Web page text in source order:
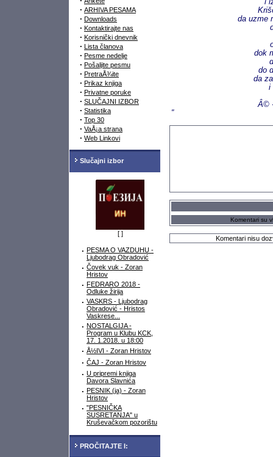
· ARHIVA PESAMA
· Downloads
· Kontaktirajte nas
· Korisnički dnevnik
· Lista članova
· Pesme nedelje
· Pošaljite pesmu
· PretraÅ¾ite
· Prikaz knjiga
· Privatne poruke
· SLUČAJNI IZBOR
· Statistika
· Top 30
· VaÅ¡a strana
· Web Linkovi
Slučajni izbor
[ ]
· PESMA O VAZDUHU -
Ljubodrag Obradović
· Čovek vuk - Zoran
Hristov
· FEDRARO 2018 -
Odluke žirija
· VASKRS - Ljubodrag
Obradović - Hristos
Vaskrese...
· NOSTALGIJA -
Program u Klubu KCK,
17. 1.2018. u 18:00
· Å½IVI - Zoran Hristov
· ČAJ - Zoran Hristov
· U pripremi knjiga
Davora Slavnića
· PESNIK (ja) - Zoran
Hristov
· "PESNIČKA
SUSRETANJA" u
Kruševačkom pozorištu
PROČITAJTE I:
i
da uzme
dok
do
da
i
Â©
"
Komentari su
Komentari nisu